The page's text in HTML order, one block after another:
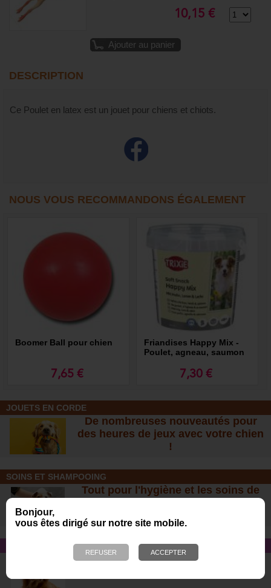
Bonjour,
vous êtes dirigé sur notre site mobile.
10,15 €
Ajouter au panier
DESCRIPTION
Ce Poulet en latex est un jouet pour chiens et chiots.
NOUS VOUS RECOMMANDONS ÉGALEMENT
Boomer Ball pour chien
7,65 €
Friandises Happy Mix -
Poulet, agneau, saumon
7,30 €
JOUETS EN CORDE
De nombreuses nouveautés pour
des heures de jeux avec votre chien
!
SOINS ET SHAMPOOING
Tout pour l'hygiène et les soins de
CONSEIL SANTÉ
L’arthrose chez le chien :